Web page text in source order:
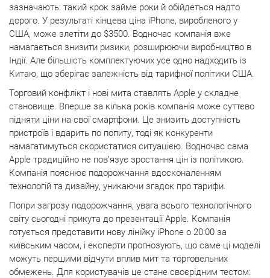
зазначають: такий крок займе роки й обійдеться надто
дорого. У результаті кінцева ціна iPhone, виробленого у
США, може злетіти до $3500. Водночас компанія вже
намагається знизити ризики, розширюючи виробництво в
Індії. Але більшість комплектуючих усе одно надходить із
Китаю, що зберігає залежність від тарифної політики США.
Торговий конфлікт і нові мита ставлять Apple у складне
становище. Вперше за кілька років компанія може суттєво
підняти ціни на свої смартфони. Це знизить доступність
пристроїв і вдарить по попиту, тоді як конкуренти
намагатимуться скористатися ситуацією. Водночас сама
Apple традиційно не пов’язує зростання цін із політикою.
Компанія пояснює подорожчання вдосконаленням
технологій та дизайну, уникаючи згадок про тарифи.
Попри загрозу подорожчання, увага всього технологічного
світу сьогодні прикута до презентації Apple. Компанія
готується представити нову лінійку iPhone о 20:00 за
київським часом, і експерти прогнозують, що саме ці моделі
можуть першими відчути вплив мит та торговельних
обмежень. Для користувачів це стане своєрідним тестом: